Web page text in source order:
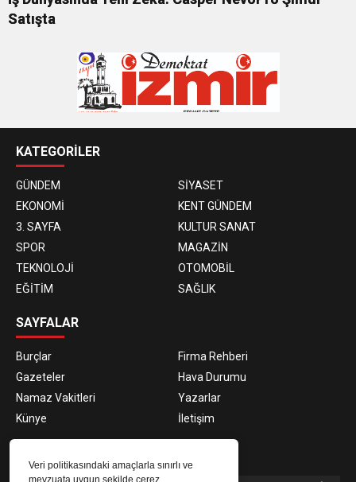
Veri politikasındaki amaçlarla sınırlı ve
mevzuata uygun şekilde çerez
Satışta
KATEGORİLER
GÜNDEM
SİYASET
EKONOMİ
KENT GÜNDEM
3. SAYFA
KULTUR SANAT
SPOR
MAGAZİN
TEKNOLOJİ
OTOMOBİL
EĞİTİM
SAĞLIK
SAYFALAR
Burçlar
Firma Rehberi
Gazeteler
Hava Durumu
Namaz Vakitleri
Yazarlar
Künye
İletişim